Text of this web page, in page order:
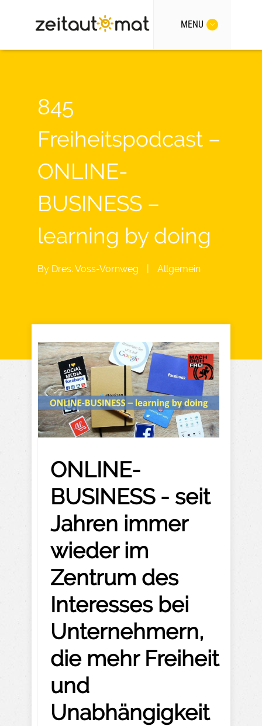
MENU
845
Freiheitspodcast –
ONLINE-
BUSINESS –
learning by doing
By Dres. Voss-Vornweg Allgemein
ONLINE-
BUSINESS - seit
Jahren immer
wieder im
Zentrum des
Interesses bei
Unternehmern,
die mehr Freiheit
und
Unabhängigkeit